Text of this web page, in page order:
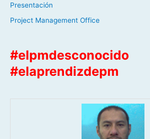
Presentación
Project Management Office
#elpmdesconocido
#elaprendizdepm